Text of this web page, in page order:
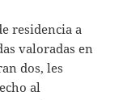
residencia a
valoradas en
dos, les
al